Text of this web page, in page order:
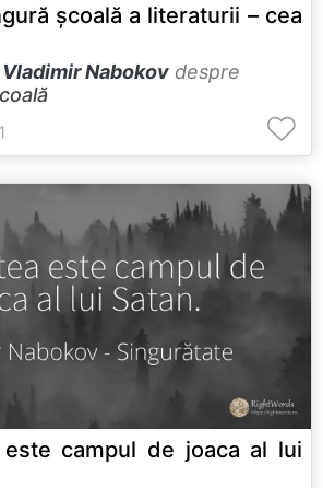
şcoală a literaturii – cea
Vladimir Nabokov despre
este campul de joaca al lui